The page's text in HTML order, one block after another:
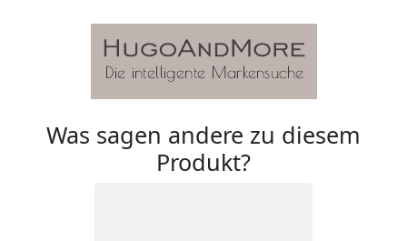
Was sagen andere zu diesem
Produkt?